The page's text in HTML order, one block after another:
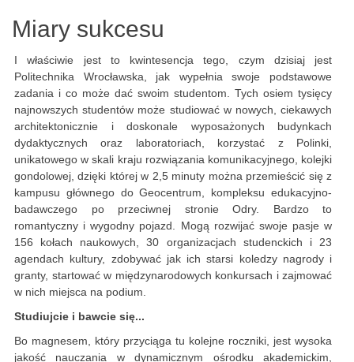
Miary sukcesu
I właściwie jest to kwintesencja tego, czym dzisiaj jest
Politechnika Wrocławska, jak wypełnia swoje podstawowe
zadania i co może dać swoim studentom. Tych osiem tysięcy
najnowszych studentów może studiować w nowych, ciekawych
architektonicznie i doskonale wyposażonych budynkach
dydaktycznych oraz laboratoriach, korzystać z Polinki,
unikatowego w skali kraju rozwiązania komunikacyjnego, kolejki
gondolowej, dzięki której w 2,5 minuty można przemieścić się z
kampusu głównego do Geocentrum, kompleksu edukacyjno-
badawczego po przeciwnej stronie Odry. Bardzo to
romantyczny i wygodny pojazd. Mogą rozwijać swoje pasje w
156 kołach naukowych, 30 organizacjach studenckich i 23
agendach kultury, zdobywać jak ich starsi koledzy nagrody i
granty, startować w międzynarodowych konkursach i zajmować
w nich miejsca na podium.
Studiujcie i bawcie się...
Bo magnesem, który przyciąga tu kolejne roczniki, jest wysoka
jakość nauczania w dynamicznym ośrodku akademickim,